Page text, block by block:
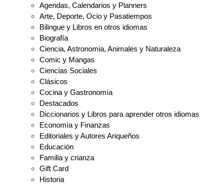
Agendas, Calendarios y Planners
Arte, Deporte, Ocio y Pasatiempos
Bilingue y Libros en otros idiomas
Biografía
Ciencia, Astronomia, Animales y Naturaleza
Comic y Mangas
Ciencias Sociales
Clásicos
Cocina y Gastronomía
Destacados
Diccionarios y Libros para aprender otros idiomas
Economía y Finanzas
Editoriales y Autores Ariqueños
Educación
Familia y crianza
Gift Card
Historia